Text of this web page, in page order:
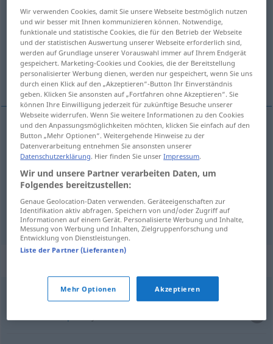
stopa HIST
Übersicht aller Übersetzungen
(Für mehr Details die Übersetzung anklicken/antippen)
Fuß, Versfuß, Zinsfuß
Fußm stopa LM
Versfußm stopa
Zinsfußm stopa
stopa nezaposlenosti
Wir verwenden Cookies, damit Sie unsere Webseite bestmöglich nutzen
und wir besser mit Ihnen kommunizieren können. Notwendige,
funktionale und statistische Cookies, die für den Betrieb der Webseite
und der statistischen Auswertung unserer Webseite erforderlich sind,
werden auf Grundlage unserer Vorauswahl immer auf Ihrem Endgerät
gespeichert. Marketing-Cookies und Cookies, die der Bereitstellung
personalisierter Werbung dienen, werden nur gespeichert, wenn Sie uns
durch einen Klick auf den „Akzeptieren“-Button Ihr Einverständnis
geben. Klicken Sie ansonsten auf „Fortfahren ohne Akzeptieren“. Sie
können Ihre Einwilligung jederzeit für zukünftige Besuche unserer
Webseite widerrufen. Wenn Sie weitere Informationen zu den Cookies
und den Anpassungsmöglichkeiten möchten, klicken Sie einfach auf den
Button „Mehr Optionen“. Weitergehende Hinweise zu der
Datenverarbeitung entnehmen Sie ansonsten unserer
Datenschutzerklärung. Hier finden Sie unserImpressum.
Wir und unsere Partner verarbeiten Daten, um
Folgendes bereitzustellen:
Genaue Geolocation-Daten verwenden. Geräteeigenschaften zur
Identifikation aktiv abfragen. Speichern von und/oder Zugriff auf
Informationen auf einem Gerät. Personalisierte Werbung und Inhalte,
Messung von Werbung und Inhalten, Zielgruppenforschung und
Entwicklung von Dienstleistungen.
Liste der Partner (Lieferanten)
Mehr Optionen Akzeptieren